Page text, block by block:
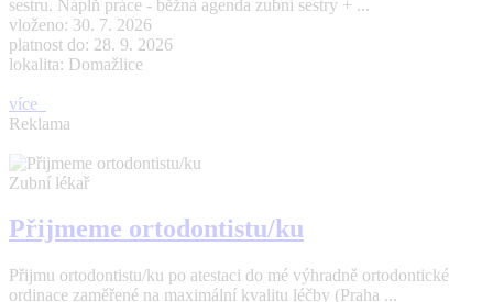
sestru. Náplň práce - běžná agenda zubní sestry + ...
vloženo: 30. 7. 2026
platnost do: 28. 9. 2026
lokalita: Domažlice
více
Reklama
Zubní lékař
Přijmeme ortodontistu/ku
Přijmu ortodontistu/ku po atestaci do mé výhradně ortodontické
ordinace zaměřené na maximální kvalitu léčby (Praha ...